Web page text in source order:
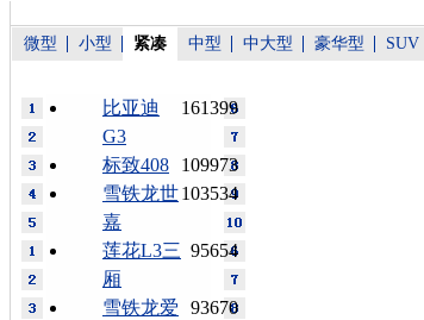
微型 小型 紧凑 中型 中大型 豪华型 SUV
161399
比亚迪
G3
109973
标致408
103534
雪铁龙世
嘉
95654
莲花L3三
厢
93670
雪铁龙爱